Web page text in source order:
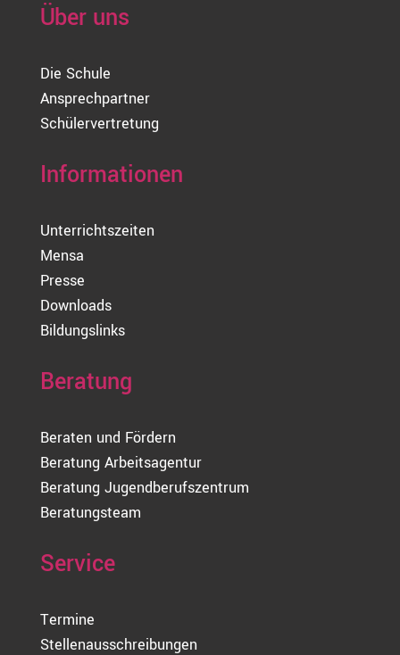
Über uns
Die Schule
Ansprechpartner
Schülervertretung
Informationen
Unterrichtszeiten
Mensa
Presse
Downloads
Bildungslinks
Beratung
Beraten und Fördern
Beratung Arbeitsagentur
Beratung Jugendberufszentrum
Beratungsteam
Service
Termine
Stellenausschreibungen